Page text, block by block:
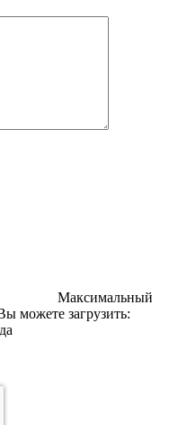
Максимальный
можете загрузить: